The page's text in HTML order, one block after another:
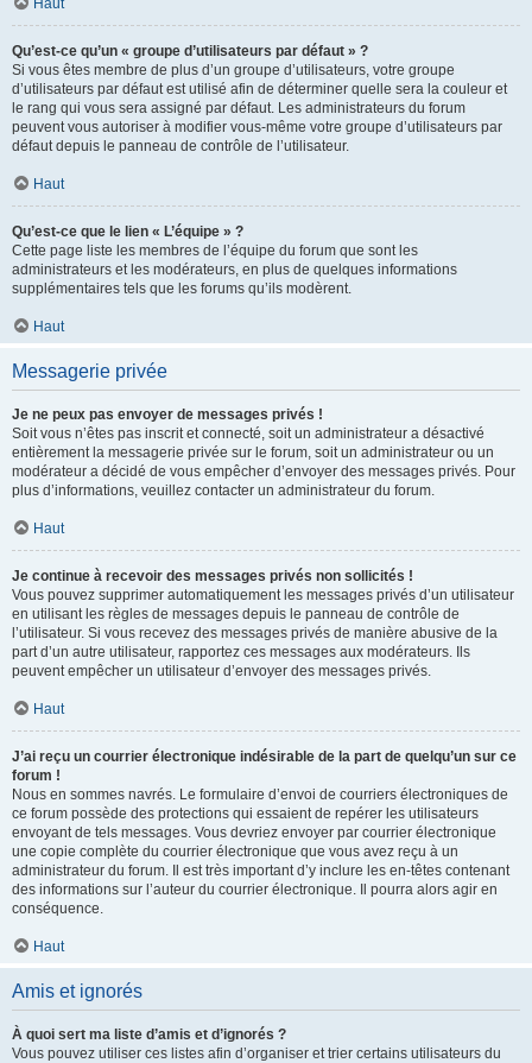
Haut
Qu’est-ce qu’un « groupe d’utilisateurs par défaut » ?
Si vous êtes membre de plus d’un groupe d’utilisateurs, votre groupe
d’utilisateurs par défaut est utilisé afin de déterminer quelle sera la couleur et
le rang qui vous sera assigné par défaut. Les administrateurs du forum
peuvent vous autoriser à modifier vous-même votre groupe d’utilisateurs par
défaut depuis le panneau de contrôle de l’utilisateur.
Haut
Qu’est-ce que le lien « L’équipe » ?
Cette page liste les membres de l’équipe du forum que sont les
administrateurs et les modérateurs, en plus de quelques informations
supplémentaires tels que les forums qu’ils modèrent.
Haut
Messagerie privée
Je ne peux pas envoyer de messages privés !
Soit vous n’êtes pas inscrit et connecté, soit un administrateur a désactivé
entièrement la messagerie privée sur le forum, soit un administrateur ou un
modérateur a décidé de vous empêcher d’envoyer des messages privés. Pour
plus d’informations, veuillez contacter un administrateur du forum.
Haut
Je continue à recevoir des messages privés non sollicités !
Vous pouvez supprimer automatiquement les messages privés d’un utilisateur
en utilisant les règles de messages depuis le panneau de contrôle de
l’utilisateur. Si vous recevez des messages privés de manière abusive de la
part d’un autre utilisateur, rapportez ces messages aux modérateurs. Ils
peuvent empêcher un utilisateur d’envoyer des messages privés.
Haut
J’ai reçu un courrier électronique indésirable de la part de quelqu’un sur ce
forum !
Nous en sommes navrés. Le formulaire d’envoi de courriers électroniques de
ce forum possède des protections qui essaient de repérer les utilisateurs
envoyant de tels messages. Vous devriez envoyer par courrier électronique
une copie complète du courrier électronique que vous avez reçu à un
administrateur du forum. Il est très important d’y inclure les en-têtes contenant
des informations sur l’auteur du courrier électronique. Il pourra alors agir en
conséquence.
Haut
Amis et ignorés
À quoi sert ma liste d’amis et d’ignorés ?
Vous pouvez utiliser ces listes afin d’organiser et trier certains utilisateurs du